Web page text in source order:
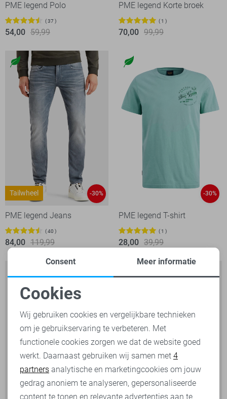
PME legend Polo
37
54,00 59,99
PME legend Korte broek
1
70,00 99,99
Tailwheel -30%
PME legend Jeans
40
84,00 119,99
-30%
PME legend T-shirt
1
28,00 39,99
Noodzakelijke cookies
Personalisatie cookies
Analytische cookies
Marketing cookies
Consent Meer informatie
Cookies
Wij gebruiken cookies en vergelijkbare technieken
om je gebruikservaring te verbeteren. Met
functionele cookies zorgen we dat de website goed
werkt. Daarnaast gebruiken wij samen met 4
partners analytische en marketingcookies om jouw
gedrag anoniem te analyseren, gepersonaliseerde
content te tonen en relevante advertenties aan te